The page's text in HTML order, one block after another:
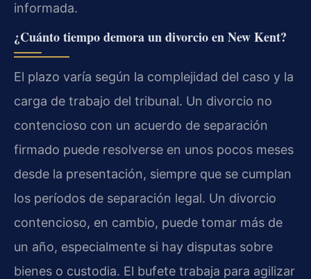
informada.
¿Cuánto tiempo demora un divorcio en New Kent?
El plazo varía según la complejidad del caso y la
carga de trabajo del tribunal. Un divorcio no
contencioso con un acuerdo de separación
firmado puede resolverse en unos pocos meses
desde la presentación, siempre que se cumplan
los períodos de separación legal. Un divorcio
contencioso, en cambio, puede tomar más de
un año, especialmente si hay disputas sobre
bienes o custodia. El bufete trabaja para agilizar